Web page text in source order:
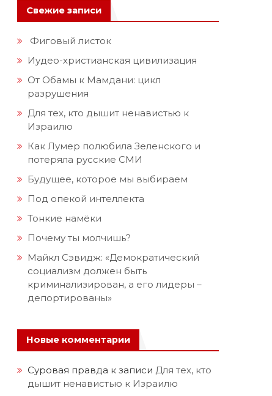
Свежие записи
Фиговый листок
Иудео-христианская цивилизация
От Обамы к Мамдани: цикл
разрушения
Для тех, кто дышит ненавистью к
Израилю
Как Лумер полюбила Зеленского и
потеряла русские СМИ
Будущее, которое мы выбираем
Под опекой интеллекта
Тонкие намёки
Почему ты молчишь?
Майкл Сэвидж: «Демократический
социализм должен быть
криминализирован, а его лидеры –
депортированы»
Новые комментарии
Суровая правда к записи Для тех, кто
дышит ненавистью к Израилю